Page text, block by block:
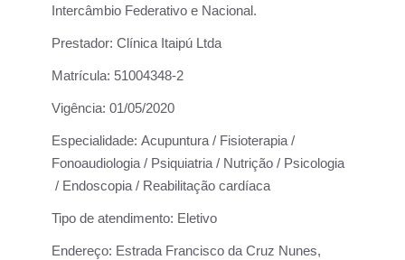
Intercâmbio Federativo e Nacional.
Prestador: Clínica Itaipú Ltda
Matrícula: 51004348-2
Vigência: 01/05/2020
Especialidade: Acupuntura / Fisioterapia /
Fonoaudiologia / Psiquiatria / Nutrição / Psicologia
/ Endoscopia / Reabilitação cardíaca
Tipo de atendimento: Eletivo
Endereço: Estrada Francisco da Cruz Nunes,